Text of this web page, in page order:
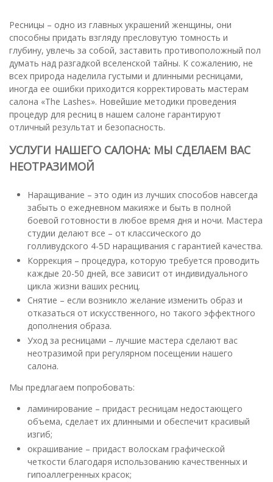
Ресницы – одно из главных украшений женщины, они
способны придать взгляду пресловутую томность и
глубину, увлечь за собой, заставить противоположный пол
думать над разгадкой вселенской тайны. К сожалению, не
всех природа наделила густыми и длинными ресницами,
иногда ее ошибки приходится корректировать мастерам
салона «The Lashes». Новейшие методики проведения
процедур для ресниц в нашем салоне гарантируют
отличный результат и безопасность.
УСЛУГИ НАШЕГО САЛОНА: МЫ СДЕЛАЕМ ВАС
НЕОТРАЗИМОЙ
Наращивание – это один из лучших способов навсегда
забыть о ежедневном макияже и быть в полной
боевой готовности в любое время дня и ночи. Мастера
студии делают все – от классического до
голливудского 4-5D наращивания с гарантией качества.
Коррекция – процедура, которую требуется проводить
каждые 20-50 дней, все зависит от индивидуального
цикла жизни ваших ресниц.
Снятие – если возникло желание изменить образ и
отказаться от искусственного, но такого эффектного
дополнения образа.
Уход за ресницами – лучшие мастера сделают вас
неотразимой при регулярном посещении нашего
салона.
Мы предлагаем попробовать:
ламинирование – придаст ресницам недостающего
объема, сделает их длинными и обеспечит красивый
изгиб;
окрашивание – придаст волоскам графической
четкости благодаря использованию качественных и
гипоаллегренных красок;